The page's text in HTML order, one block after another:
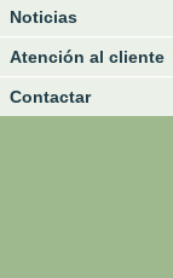
Noticias
Atención al cliente
Contactar